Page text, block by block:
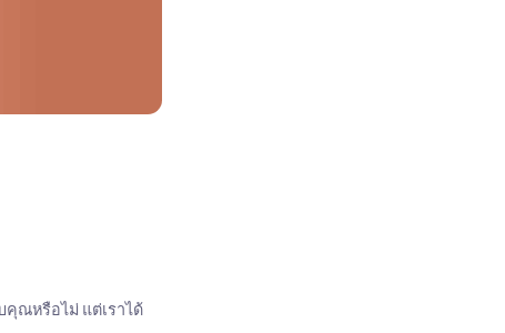
ณหรือไม่ แต่เราได้